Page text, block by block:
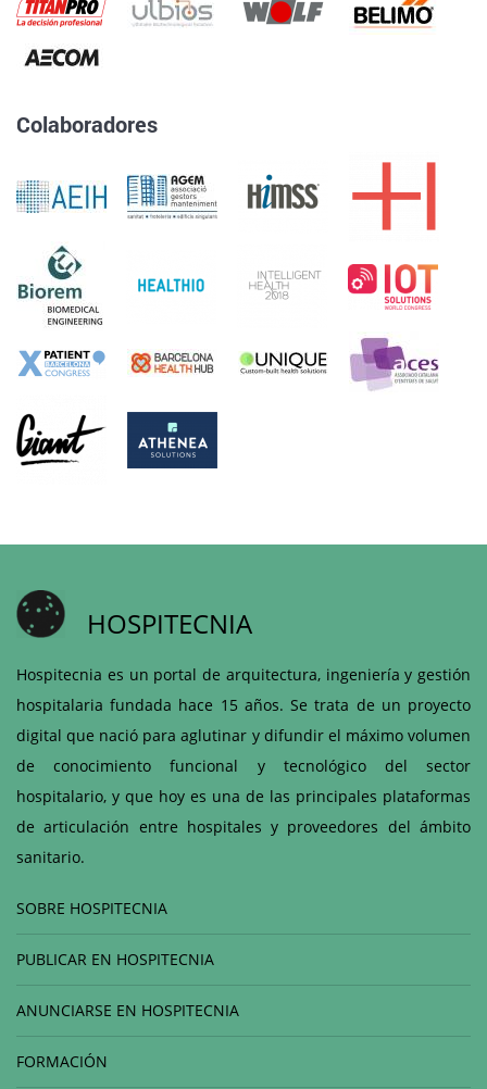
Colaboradores
HOSPITECNIA
Hospitecnia es un portal de arquitectura, ingeniería y gestión
hospitalaria fundada hace 15 años. Se trata de un proyecto
digital que nació para aglutinar y difundir el máximo volumen
de conocimiento funcional y tecnológico del sector
hospitalario, y que hoy es una de las principales plataformas
de articulación entre hospitales y proveedores del ámbito
sanitario.
SOBRE HOSPITECNIA
PUBLICAR EN HOSPITECNIA
ANUNCIARSE EN HOSPITECNIA
FORMACIÓN